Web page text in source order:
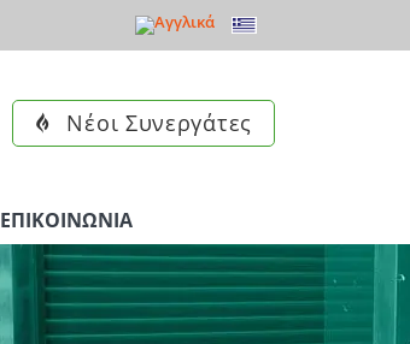
Νέοι Συνεργάτες
ΕΠΙΚΟΙΝΩΝΊΑ